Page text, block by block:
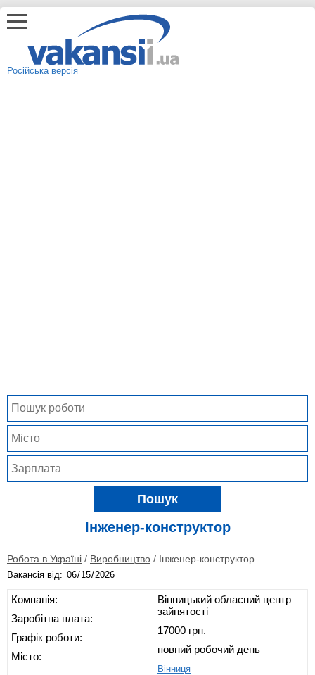
Російська версія
Пошук
Інженер-конструктор
Робота в Україні / Виробництво / Інженер-конструктор
Вакансія від:
Компанія:
Заробітна плата:
Графік роботи:
Місто:
Вінницький обласний центр
зайнятості
17000 грн.
повний робочий день
Вінниця